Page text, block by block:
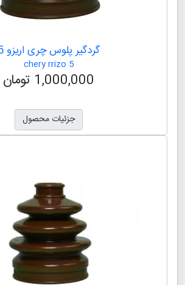
گردگیر پلوس چری اریزو 6
chery arrizo 6
1,000,000 تومان
جزئیات محصول